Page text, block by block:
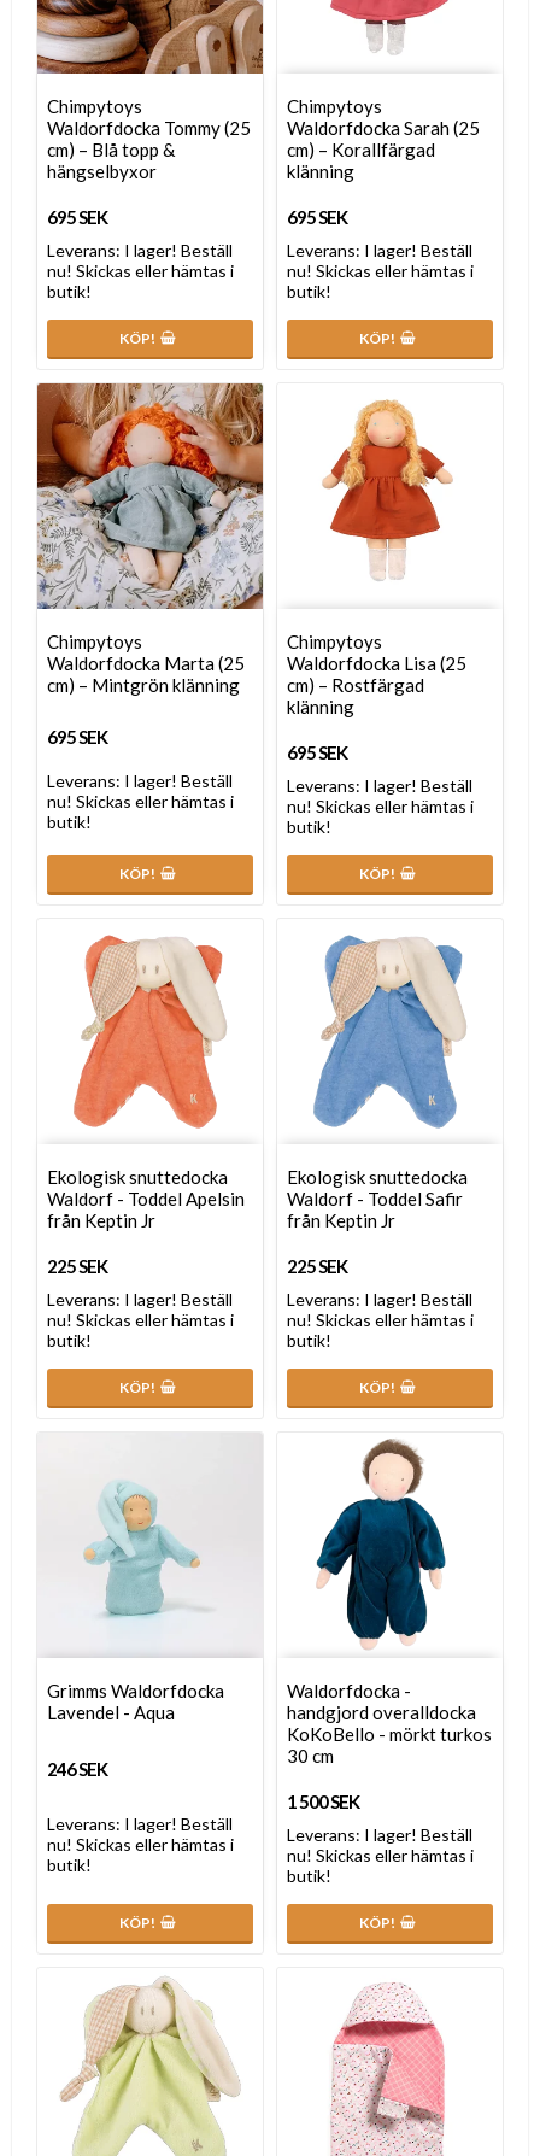
Chimpytoys
Waldorfdocka Tommy (25
cm) – Blå topp &
hängselbyxor
695 SEK
Leverans: I lager! Beställ
nu! Skickas eller hämtas i
butik!
KÖP!
Chimpytoys
Waldorfdocka Sarah (25
cm) – Korallfärgad
klänning
695 SEK
Leverans: I lager! Beställ
nu! Skickas eller hämtas i
butik!
KÖP!
Chimpytoys
Waldorfdocka Marta (25
cm) – Mintgrön klänning
695 SEK
Leverans: I lager! Beställ
nu! Skickas eller hämtas i
butik!
KÖP!
Chimpytoys
Waldorfdocka Lisa (25
cm) – Rostfärgad
klänning
695 SEK
Leverans: I lager! Beställ
nu! Skickas eller hämtas i
butik!
KÖP!
Ekologisk snuttedocka
Waldorf - Toddel Apelsin
från Keptin Jr
225 SEK
Leverans: I lager! Beställ
nu! Skickas eller hämtas i
butik!
KÖP!
Ekologisk snuttedocka
Waldorf - Toddel Safir
från Keptin Jr
225 SEK
Leverans: I lager! Beställ
nu! Skickas eller hämtas i
butik!
KÖP!
Grimms Waldorfdocka
Lavendel - Aqua
246 SEK
Leverans: I lager! Beställ
nu! Skickas eller hämtas i
butik!
KÖP!
Waldorfdocka -
handgjord overalldocka
KoKoBello - mörkt turkos
30 cm
1 500 SEK
Leverans: I lager! Beställ
nu! Skickas eller hämtas i
butik!
KÖP!